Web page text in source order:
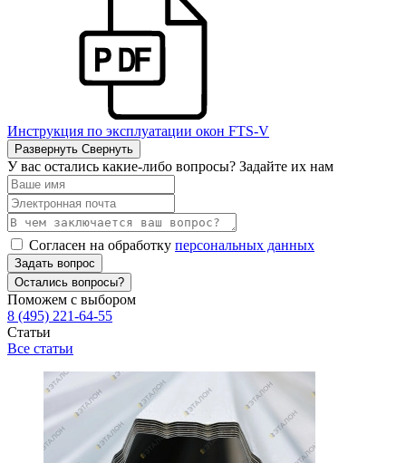
Инструкция по эксплуатации окон FTS-V
Развернуть Свернуть
У вас остались какие-либо вопросы? Задайте их нам
Согласен на обработку персональных данных
Задать вопрос
Остались вопросы?
Поможем с выбором
8 (495) 221-64-55
Статьи
Все статьи